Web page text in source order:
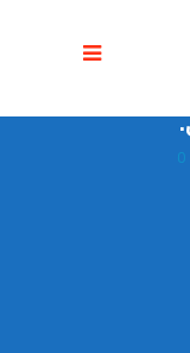
دورة ”
لطالبات
0